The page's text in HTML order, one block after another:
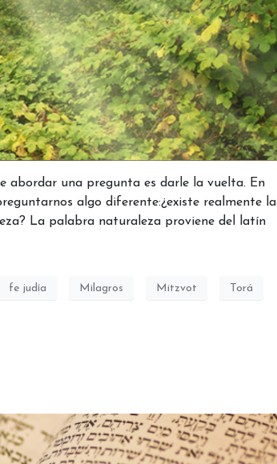
abordar una pregunta es darle la vuelta. En
algo diferente:¿existe realmente la
La palabra naturaleza proviene del latín
fe judía Milagros Mitzvot Torá